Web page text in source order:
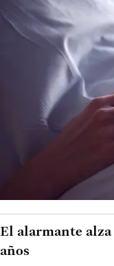
El alarmante alza
años